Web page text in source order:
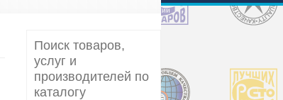
Поиск товаров,
услуг и
производителей по
каталогу